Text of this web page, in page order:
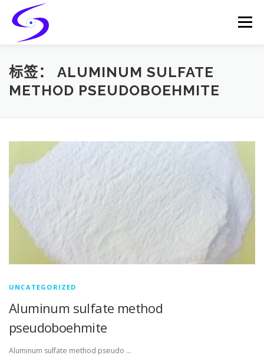
content
Menu
HOME PRODUCTS CATALYST-CARRIER
标签： ALUMINUM SULFATE
METHOD PSEUDOBOEHMITE
UNCATEGORIZED
Aluminum sulfate method
pseudoboehmite
Aluminum sulfate method pseudo …